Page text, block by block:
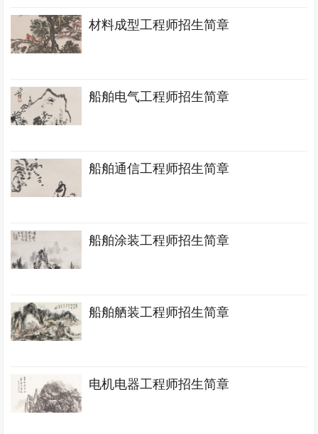
材料成型工程师招生简章
船舶电气工程师招生简章
船舶通信工程师招生简章
船舶涂装工程师招生简章
船舶舾装工程师招生简章
电机电器工程师招生简章